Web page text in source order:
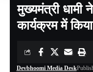
Devbhoomi Media >Blog>
मुख्यमंत्री धामी
कार्यक्रम में
Devbhoomi Media Desk